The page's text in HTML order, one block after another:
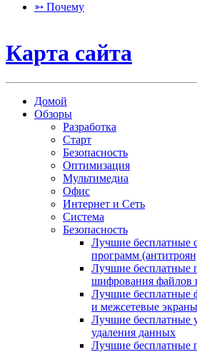
➳ Почему
Карта сайта
Домой
Обзоры
Разработка
Старт
Безопасность
Оптимизация
Мультимедиа
Офис
Интернет и Сеть
Система
Безопасность
Лучшие бесплатные
программ
Лучшие бесплатные
шифрования файлов
Лучшие бесплатные
и межсетевые
Лучшие бесплатные
удаления данных
Лучшие бесплатные